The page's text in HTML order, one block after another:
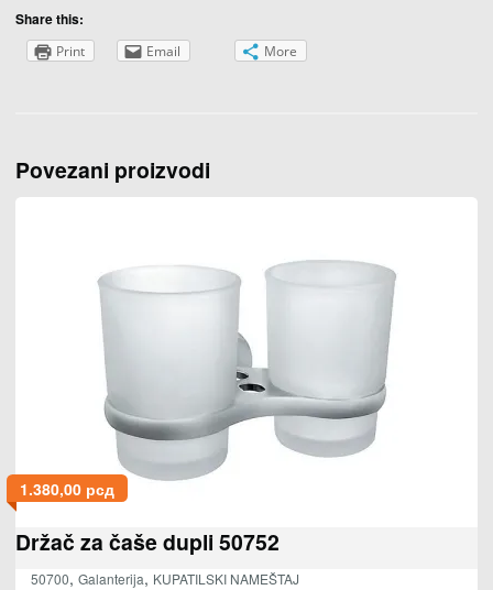
Share this:
Print Email More
Povezani proizvodi
1.380,00 рсд
Držač za čaše dupli 50752
50700, Galanterija, KUPATILSKI NAMEŠTAJ